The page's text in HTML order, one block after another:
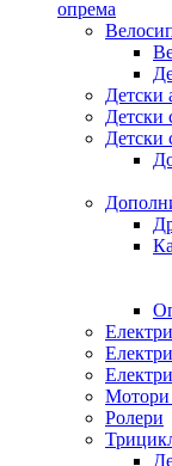
опрема
Детски
Детски
Детски
Мотори
Ролери